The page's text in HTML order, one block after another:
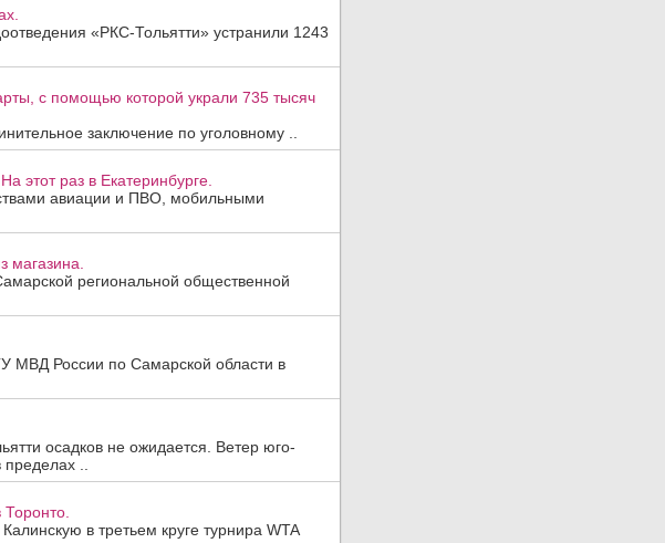
«РКС-Тольятти» устранили 1243
с помощью которой украли 735 тысяч
заключение по уголовному ..
этот раз в Екатеринбурге.
авиации и ПВО, мобильными
магазина.
региональной общественной
МВД России по Самарской области в
осадков не ожидается. Ветер юго-
..
в третьем круге турнира WTA